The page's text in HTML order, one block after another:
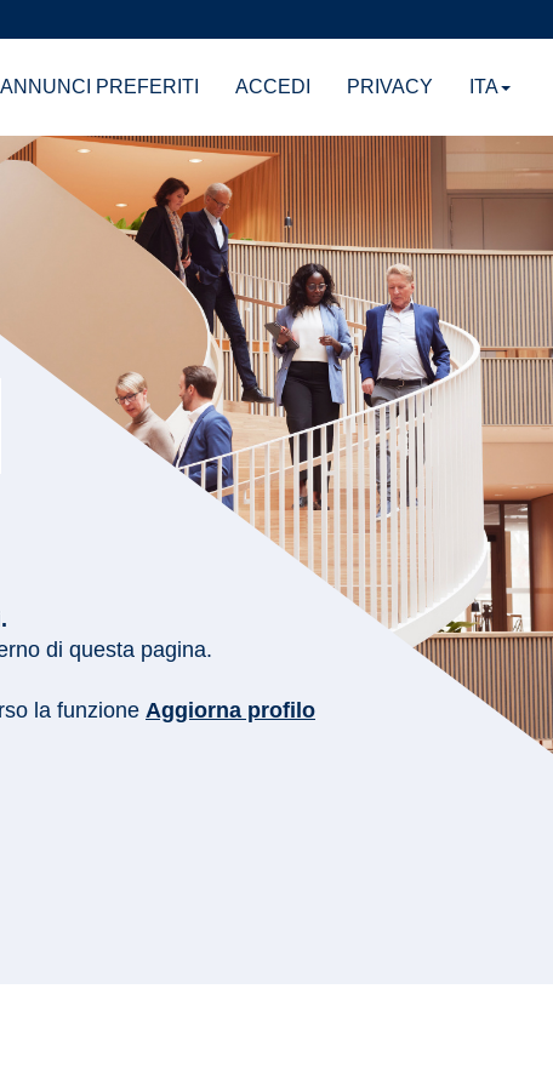
ANNUNCI PREFERITI ACCEDI PRIVACY ITA
di questa pagina.
la funzione Aggiorna profilo